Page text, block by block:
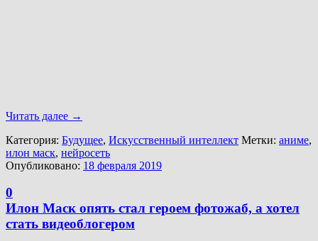
Читать далее →
Категория: Будущее, Искусственный интеллект Метки: аниме,
илон маск, нейросеть
Опубликовано: 18 февраля 2019
0
Илон Маск опять стал героем фотожаб, а хотел
стать видеоблогером